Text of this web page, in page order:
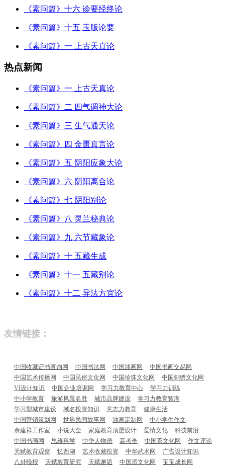
《素问篇》十六 诊要经终论
《素问篇》十五 玉版论要
《素问篇》一 上古天真论
热点新闻
《素问篇》一 上古天真论
《素问篇》二 四气调神大论
《素问篇》三 生气通天论
《素问篇》四 金匮真言论
《素问篇》五 阴阳应象大论
《素问篇》六 阴阳离合论
《素问篇》七 阴阳别论
《素问篇》八 灵兰秘典论
《素问篇》九 六节藏象论
《素问篇》十 五藏生成
《素问篇》十一 五藏别论
《素问篇》十二 异法方宜论
友情链接：
中国收藏证书查询网 中国书法网 中国油画网
中国书画交易网
中国艺术传播网
中国民俗文化网 中国珍珠文化网
中国刺绣文化网
VI设计知识
中国企业培训网 学习力教育中心
学习力训练
中小学教育
旅游风景名胜 城市品牌建设
学习力教育智库
学习型城市建设
域名投资知识 意志力教育
健康生活
中国营销策划网
世界民间故事网 油画定制网
中小学生作文
余建祥工作室
小说大全 家庭教育顶层设计 爱情文化
科技前沿
中国书画网
思维科学 中华人物谱 高考季 中国茶文化网
作文评论
天赋教育观察
忆西湖 艺术收藏投资 中华武术网
广告设计知识
八卦晚报
天赋教育研究 天赋邂逅 中国酒文化网 宝宝成长网